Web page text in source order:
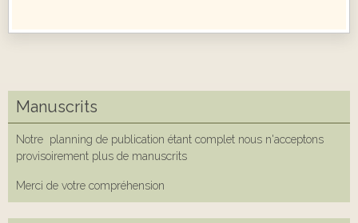
Manuscrits
Notre planning de publication étant complet nous n'acceptons
provisoirement plus de manuscrits
Merci de votre compréhension